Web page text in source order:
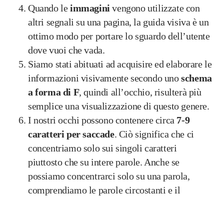
Quando leimmaginivengono utilizzate con
altri segnali su una pagina, la guida visiva è un
ottimo modo per portare lo sguardo dell’utente
dove vuoi che vada.
Siamo stati abituati ad acquisire ed elaborare le
informazioni visivamente secondo unoschema
a forma di F, quindi all’occhio, risulterà più
semplice una visualizzazione di questo genere.
I nostri occhi possono contenere circa 7-9
caratteri per saccade. Ciò significa che ci
concentriamo solo sui singoli caratteri
piuttosto che su intere parole. Anche se
possiamo concentrarci solo su una parola,
comprendiamo le parole circostanti e il